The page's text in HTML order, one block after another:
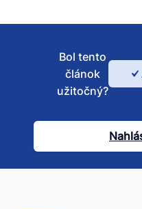
Bol tento
článok
užitočný?